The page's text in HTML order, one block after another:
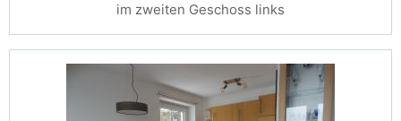
im zweiten Geschoss links